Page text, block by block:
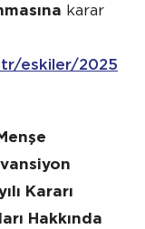
karar
eskiler/2025/
Kararı
Hakkında